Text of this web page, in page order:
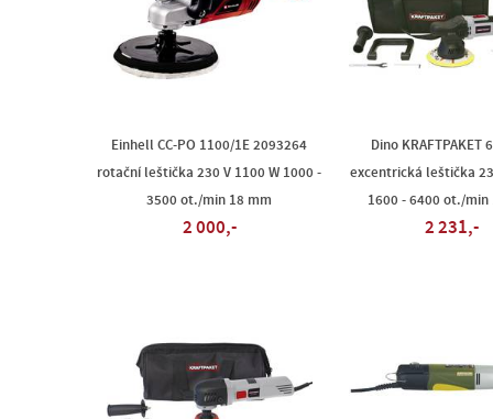
Einhell CC-PO 1100/1E 2093264
rotační leštička 230 V 1100 W 1000 -
3500 ot./min 18 mm
2 000,-
Dino KRAFTPAKET
excentrická leštička
1600 - 6400 ot./min
2 231,-